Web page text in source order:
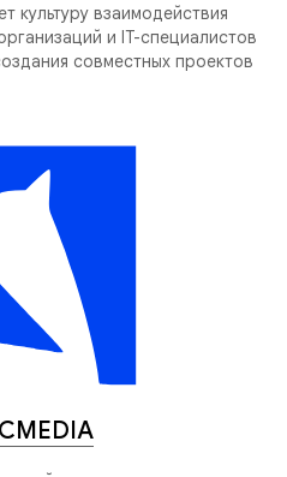
культуру взаимодействия
и IT-специалистов
совместных проектов